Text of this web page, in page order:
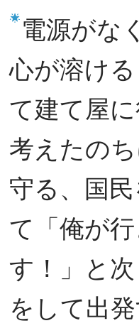
電源がな
心が溶け
て建て屋
考えたの
守る、国
て「俺が
す！」と
をして出